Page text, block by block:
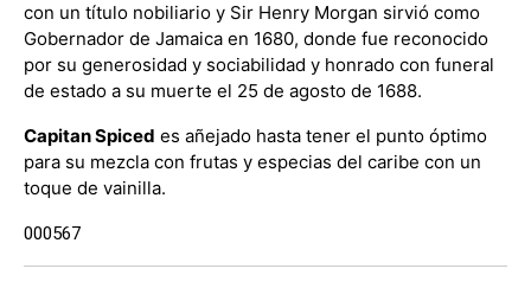
con un título nobiliario y Sir Henry Morgan sirvió como
Gobernador de Jamaica en 1680, donde fue reconocido
por su generosidad y sociabilidad y honrado con funeral
de estado a su muerte el 25 de agosto de 1688.
Capitan Spiced es añejado hasta tener el punto óptimo
para su mezcla con frutas y especias del caribe con un
toque de vainilla.
000567